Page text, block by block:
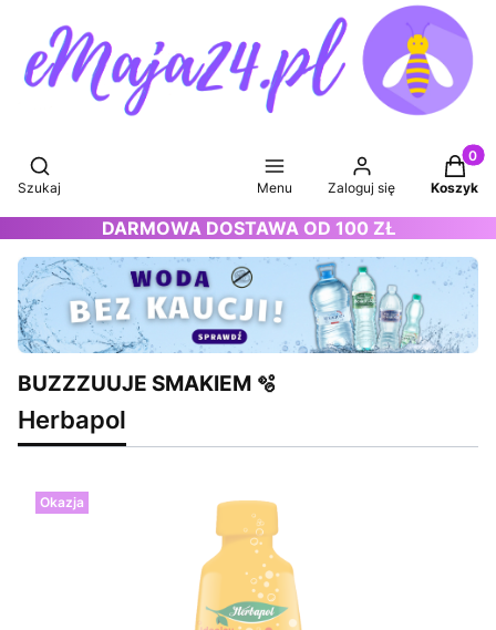
Otwórz wyszukiwarkę
Szukaj Menu Zaloguj się Koszyk
DARMOWA DOSTAWA OD 100 ZŁ
BUZZZUUJE SMAKIEM 🫧
Herbapol
Okazja